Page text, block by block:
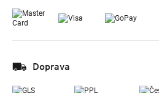
Doprava